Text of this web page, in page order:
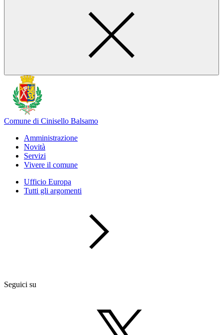
Comune di Cinisello Balsamo
Amministrazione
Novità
Servizi
Vivere il comune
Ufficio Europa
Tutti gli argomenti
Seguici su